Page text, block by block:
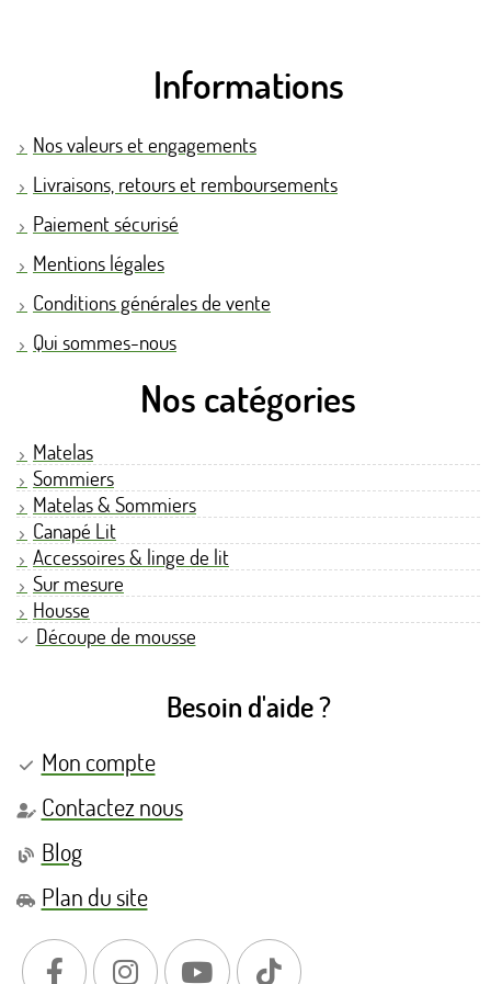
Informations
Nos valeurs et engagements
Livraisons, retours et remboursements
Paiement sécurisé
Mentions légales
Conditions générales de vente
Qui sommes-nous
Nos catégories
Matelas
Sommiers
Matelas & Sommiers
Canapé Lit
Accessoires & linge de lit
Sur mesure
Housse
Découpe de mousse
Besoin d'aide ?
Mon compte
Contactez nous
Blog
Plan du site